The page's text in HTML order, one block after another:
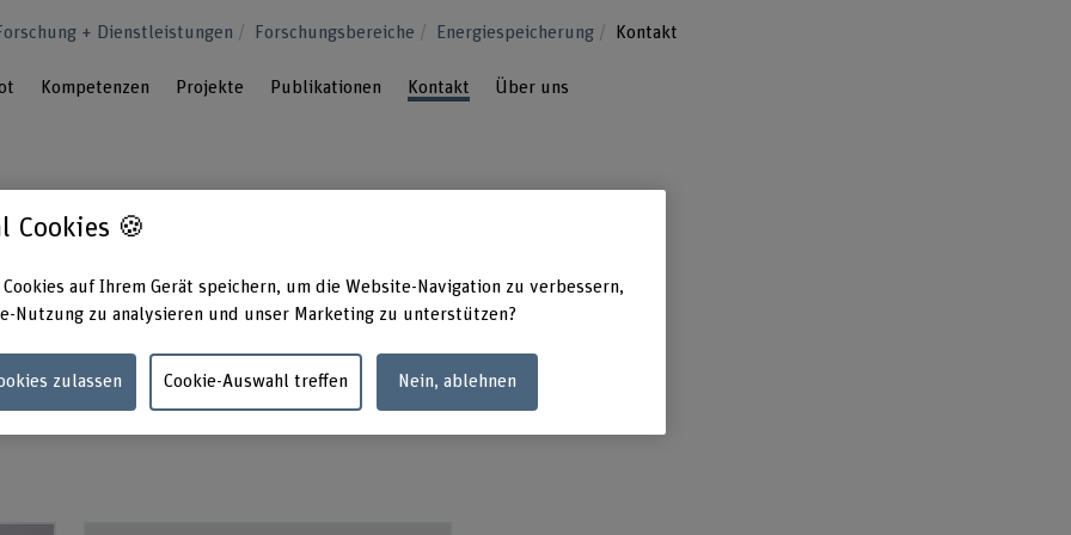
+ Dienstleistungen Forschungsbereiche Energiespeicherung Kontakt
Kompetenzen Projekte Publikationen Kontakt Über uns
Sie unsere Fachexpertinnen und
zu einem direkten Gespräch.
resultiert ein Gewinn für alle Beteiligten: Ihr
sowie die Fachhochschule.
Cookies 🍪
auf Ihrem Gerät speichern, um die Website-Navigation zu verbessern,
Nutzung zu analysieren und unser Marketing zu unterstützen?
zulassen Cookie-Auswahl treffen Nein, ablehnen